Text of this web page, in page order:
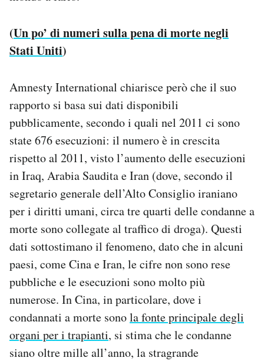
(Un po’ di numeri sulla pena di morte negli
Stati Uniti)
Amnesty International chiarisce però che il suo
rapporto si basa sui dati disponibili
pubblicamente, secondo i quali nel 2011 ci sono
state 676 esecuzioni: il numero è in crescita
rispetto al 2011, visto l’aumento delle esecuzioni
in Iraq, Arabia Saudita e Iran (dove, secondo il
segretario generale dell’Alto Consiglio iraniano
per i diritti umani, circa tre quarti delle condanne a
morte sono collegate al traffico di droga). Questi
dati sottostimano il fenomeno, dato che in alcuni
paesi, come Cina e Iran, le cifre non sono rese
pubbliche e le esecuzioni sono molto più
numerose. In Cina, in particolare, dove i
condannati a morte sonola fonte principale degli
organi per i trapianti, si stima che le condanne
siano oltre mille all’anno, la stragrande